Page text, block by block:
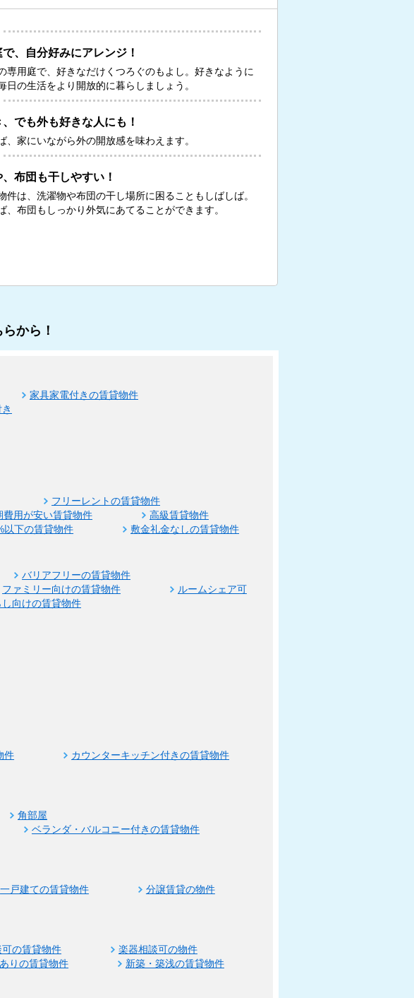
、自分好みにアレンジ！
専用庭で、好きなだけくつろぐのもよし。好きなように
日の生活をより開放的に暮らしましょう。
でも外も好きな人にも！
、家にいながら外の開放感を味わえます。
布団も干しやすい！
件は、洗濯物や布団の干し場所に困ることもしばしば。
、布団もしっかり外気にあてることができます。
から！
家具家電付きの賃貸物件
フリーレントの賃貸物件
費用が安い賃貸物件
高級賃貸物件
以下の賃貸物件 敷金礼金なしの賃貸物件
バリアフリーの賃貸物件
ファミリー向けの賃貸物件
ルームシェア可
向けの賃貸物件
件
カウンターキッチン付きの賃貸物件
角部屋
ベランダ・バルコニー付きの賃貸物件
一戸建ての賃貸物件
分譲賃貸の物件
可の賃貸物件
楽器相談可の物件
りの賃貸物件
新築・築浅の賃貸物件